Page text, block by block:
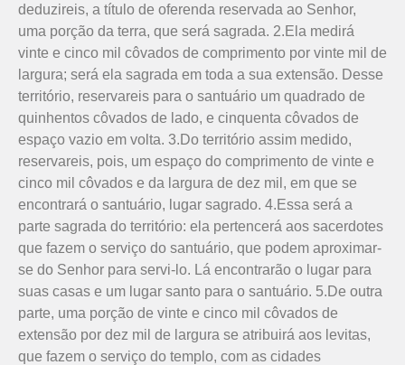
deduzireis, a título de oferenda reservada ao Senhor,
uma porção da terra, que será sagrada. 2.Ela medirá
vinte e cinco mil côvados de comprimento por vinte mil de
largura; será ela sagrada em toda a sua extensão. Desse
território, reservareis para o santuário um quadrado de
quinhentos côvados de lado, e cinquenta côvados de
espaço vazio em volta. 3.Do território assim medido,
reservareis, pois, um espaço do comprimento de vinte e
cinco mil côvados e da largura de dez mil, em que se
encontrará o santuário, lugar sagrado. 4.Essa será a
parte sagrada do território: ela pertencerá aos sacerdotes
que fazem o serviço do santuário, que podem aproximar-
se do Senhor para servi-lo. Lá encontrarão o lugar para
suas casas e um lugar santo para o santuário. 5.De outra
parte, uma porção de vinte e cinco mil côvados de
extensão por dez mil de largura se atribuirá aos levitas,
que fazem o serviço do templo, com as cidades